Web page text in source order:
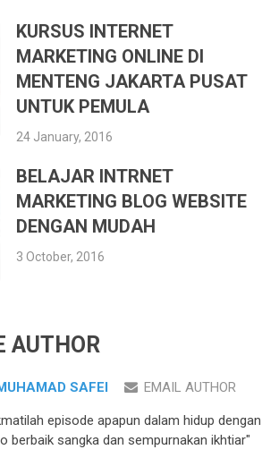
KURSUS INTERNET
MARKETING ONLINE DI
MENTENG JAKARTA PUSAT
UNTUK PEMULA
24 January, 2016
BELAJAR INTRNET
MARKETING BLOG WEBSITE
DENGAN MUDAH
3 October, 2016
AUTHOR
SAFEI EMAIL AUTHOR
episode apapun dalam hidup dengan
berbaik sangka dan sempurnakan ikhtiar"